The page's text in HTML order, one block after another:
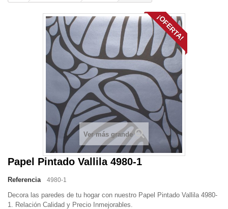
¡OFERTA!
Ver más grande
Papel Pintado Vallila 4980-1
Referencia 4980-1
Decora las paredes de tu hogar con nuestro Papel Pintado Vallila 4980-
1. Relación Calidad y Precio Inmejorables.